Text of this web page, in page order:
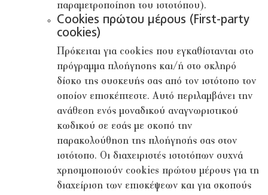
παραμετροποίηση του ιστοτόπου).
Cookies πρώτου μέρους (First-party
cookies)
Πρόκειται για cookies που εγκαθίστανται στο
πρόγραμμα πλοήγησης και/ή στο σκληρό
δίσκο της συσκευής σας από τον ιστότοπο τον
οποίον επισκέπτεστε. Αυτό περιλαμβάνει την
ανάθεση ενός μοναδικού αναγνωριστικού
κωδικού σε εσάς με σκοπό την
παρακολούθηση της πλοήγησής σας στον
ιστότοπο. Οι διαχειριστές ιστοτόπων συχνά
χρησιμοποιούν cookies πρώτου μέρους για τη
διαχείριση των επισκέψεων και για σκοπούς